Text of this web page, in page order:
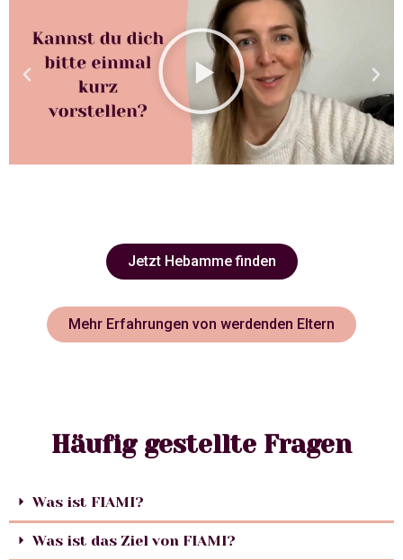
Jetzt Hebamme finden
Mehr Erfahrungen von werdenden Eltern
Häufig gestellte Fragen
Was ist FIAMI?
Was ist das Ziel von FIAMI?